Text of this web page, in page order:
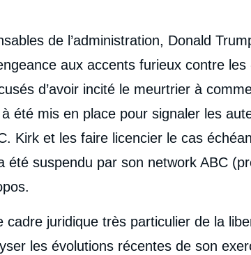
de l’administration, Donald
aux accents furieux contre les
d’avoir incité le meurtrier à
été mis en place pour signaler les
Kirk et les faire licencier le cas
été suspendu par son network ABC
juridique très particulier de la
les évolutions récentes de son